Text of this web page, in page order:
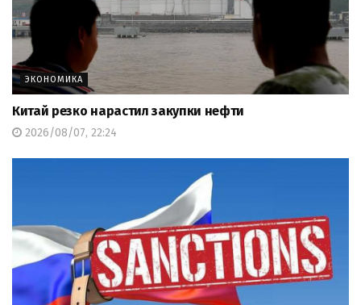
ЭКОНОМИКА
Китай резко нарастил закупки нефти
2026/08/07, 22:24